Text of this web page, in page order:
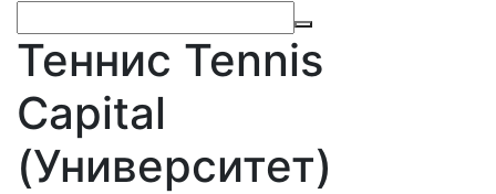
Теннис Tennis
Capital
(Университет)